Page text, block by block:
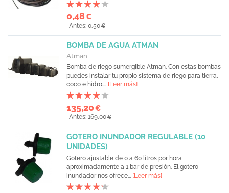
0,48€
Antes: 0,50€
BOMBA DE AGUA ATMAN
Atman
Bomba de riego sumergible Atman. Con estas bombas
puedes instalar tu propio sistema de riego para tierra,
coco e hidro.... [Leer más]
135,20€
Antes: 169,00€
GOTERO INUNDADOR REGULABLE (10
UNIDADES)
Gotero ajustable de 0 a 60 litros por hora
aproximadamente a 1 bar de presión. El gotero
inundador nos ofrece... [Leer más]